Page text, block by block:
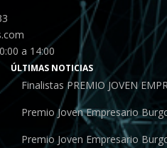
a 14:00
ÚLTIMAS NOTICIAS
Finalistas PREMIO JOVEN
Premio Joven Empresario
Premio Joven Empresario